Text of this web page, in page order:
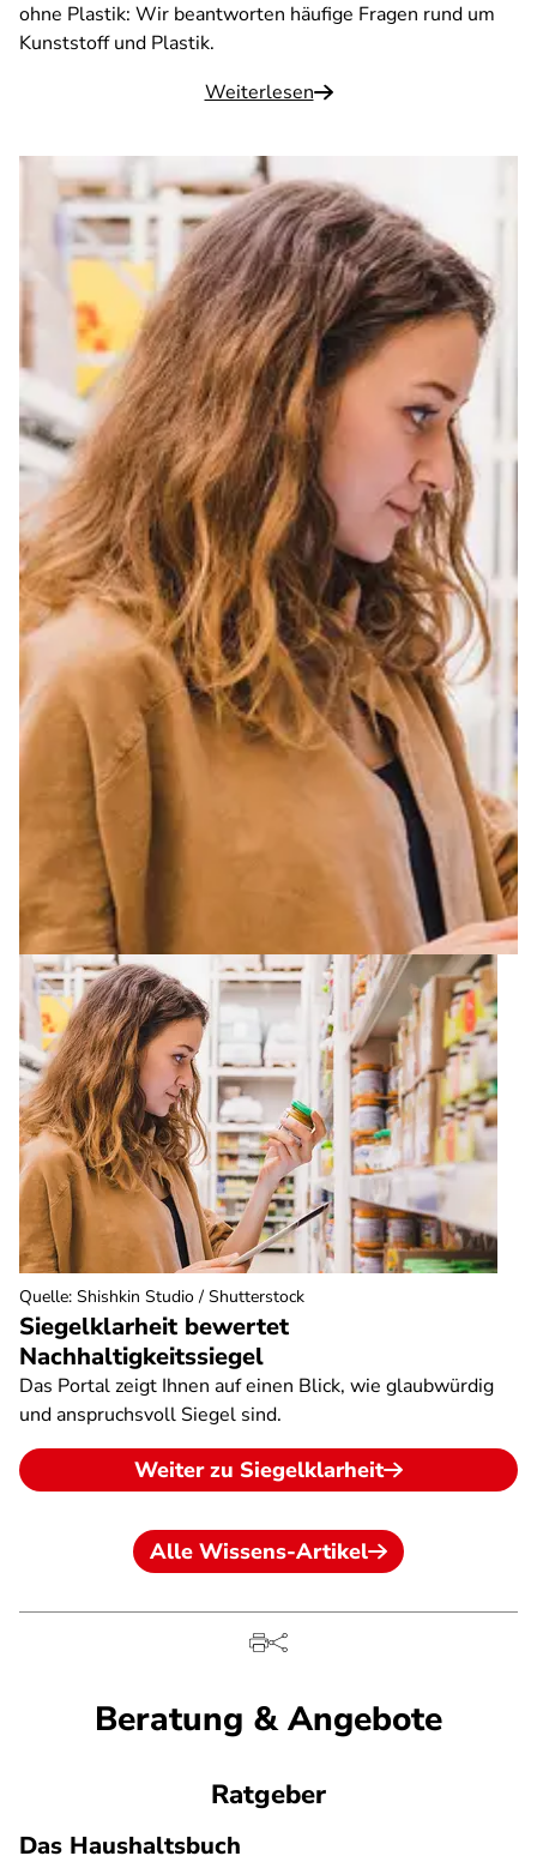
ohne Plastik: Wir beantworten häufige Fragen rund um
Kunststoff und Plastik.
Weiterlesen
Siegelklarheit bewertet
Nachhaltigkeitssiegel
Das Portal zeigt Ihnen auf einen Blick, wie glaubwürdig
und anspruchsvoll Siegel sind.
Weiter zu Siegelklarheit
Quelle: Shishkin Studio / Shutterstock
Alle Wissens-Artikel
Beratung & Angebote
Ratgeber
Das Haushaltsbuch